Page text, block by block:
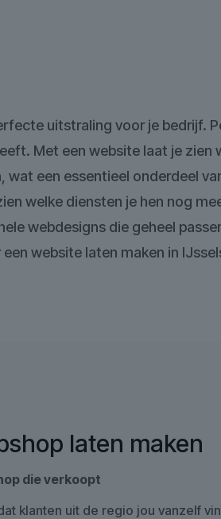
uitstraling voor je bedrijf.
Met een website laat je zien
een essentieel onderdeel
welke diensten je hen nog
webdesigns die geheel
website laten maken in
laten maken
die verkoopt
klanten uit de regio jou vanzelf